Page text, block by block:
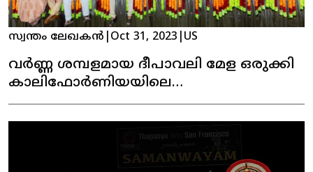
സ്വന്തം ലേഖകൻ Oct 31, 2023 US
വർണ്ണ ശമ്പളമായ ദീപാവലി മേള ഒരുക്കി
കാലിഫോർണിയയിലെ
അസോസിയേഷൻ ഓഫ് ഇൻഡോ
അമേരിക്കൻ ( AiA)